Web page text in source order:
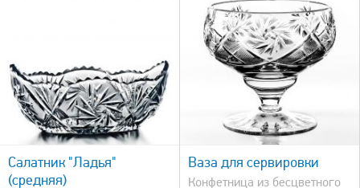
Салатник "Ладья"
(средняя)
быстрый просмотр
Ваза для сервировки
Конфетница из бесцветного